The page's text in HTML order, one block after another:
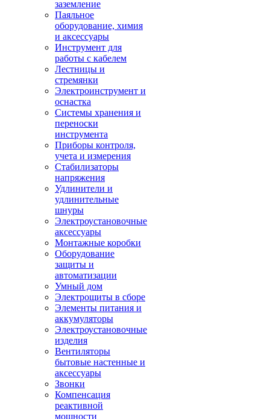
заземление
Паяльное
оборудование, химия
и аксессуары
Инструмент для
работы с кабелем
Лестницы и
стремянки
Электроинструмент и
оснастка
Системы хранения и
переноски
инструмента
Приборы контроля,
учета и измерения
Стабилизаторы
напряжения
Удлинители и
удлинительные
шнуры
Электроустановочные
аксессуары
Монтажные коробки
Оборудование
защиты и
автоматизации
Умный дом
Электрощиты в сборе
Элементы питания и
аккумуляторы
Электроустановочные
изделия
Вентиляторы
бытовые настенные и
аксессуары
Звонки
Компенсация
реактивной
мощности